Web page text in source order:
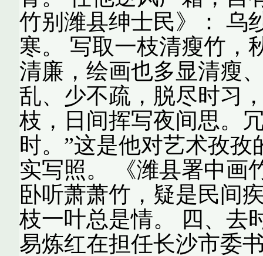
竹别潍县绅士民》： 乌
寒。 写取一枝清瘦竹，
清廉，绘画也多显清瘦
乱、少不疏，脱尽时习
枝，日间挥写夜间思。
时。”这是他对艺术孜
实写照。 《潍县署中画
卧听萧萧竹，疑是民间
枝一叶总是情。 四、去
易炼红在担任长沙市委